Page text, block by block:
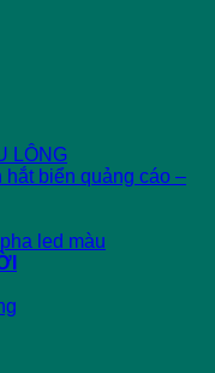
LÔNG
biển quảng cáo –
led màu